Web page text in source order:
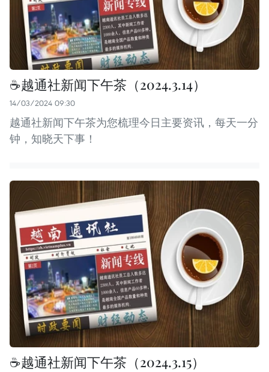
☕️越通社新闻下午茶（2024.3.14）
14/03/2024 09:30
越通社新闻下午茶为您梳理今日主要资讯，每天一分
钟，知晓天下事！
☕️越通社新闻下午茶（2024.3.15）